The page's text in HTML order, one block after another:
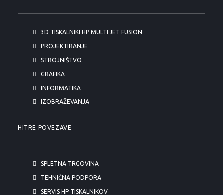
3D TISKALNIKI HP MULTI JET FUSION
PROJEKTIRANJE
STROJNIŠTVO
GRAFIKA
INFORMATIKA
IZOBRAŽEVANJA
HITRE POVEZAVE
SPLETNA TRGOVINA
TEHNIČNA PODPORA
SERVIS HP TISKALNIKOV